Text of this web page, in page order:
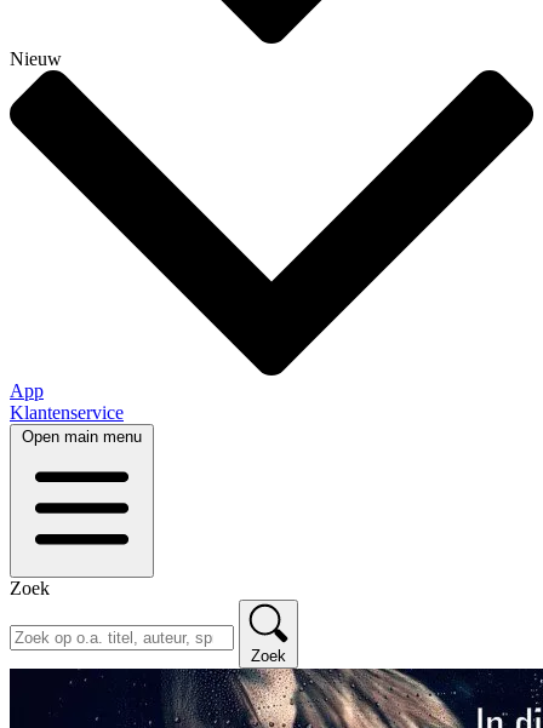
Nieuw
App
Klantenservice
Open main menu
Zoek
Zoek